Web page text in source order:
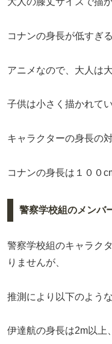
コナンの身長が低すぎ
アニメなので、大人は大
子供は小さく描かれて
キャラクターの身長の
コナンの身長は１００
警察学校組のメンバ
警察学校組のキャラク
りませんが、
推測により以下のよう
伊達航の身長は2m以上、